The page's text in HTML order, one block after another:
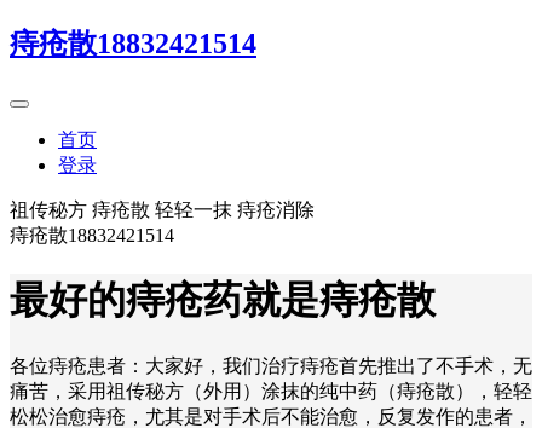
痔疮散18832421514
首页
登录
祖传秘方 痔疮散 轻轻一抹 痔疮消除
痔疮散18832421514
最好的痔疮药就是痔疮散
各位痔疮患者：大家好，我们治疗痔疮首先推出了不手术，无
痛苦，采用祖传秘方（外用）涂抹的纯中药（痔疮散），轻轻
松松治愈痔疮，尤其是对手术后不能治愈，反复发作的患者，